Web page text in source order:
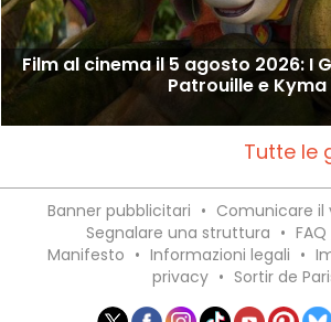
Film al cinema il 5 agosto 2026: I
Patrouille e Kyma
Tutte le
Banner pubblicitari • Comunicare
Segnalare una struttura •
Manifesto • Informazioni legali •
privacy • Sortir de